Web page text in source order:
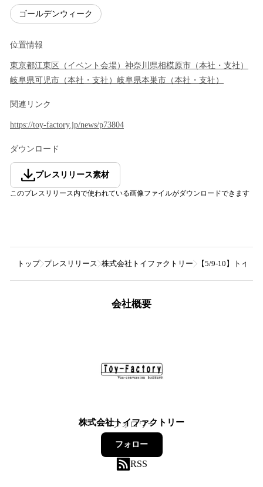
ゴールデンウィーク
位置情報
東京都江東区 （ イベント会場） 神奈川県相模原市 （本社・支社 ）
岐阜県可児市 （本社・支社 ） 岐阜県本巣市 （本社・支社 ）
関連リンク
https://toy-factory.jp/news/p73804
ダウンロード
プレスリリース素材
このプレスリリース内で使われている画像ファイルがダウンロードできます
トップ プレスリリース 株式会社トイファクトリー 【5/9-10】トイフ
会社概要
株式会社トイファクトリー
6フォロワー
フォロー
RSS